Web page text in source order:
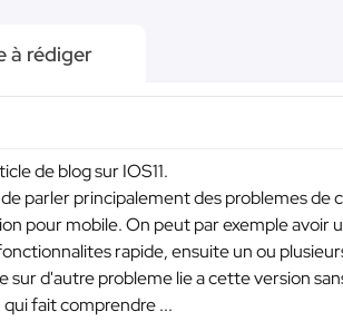
à rédiger
de blog sur IOS11.
parler principalement des problemes
pour mobile. On peut par exemple
rapide, ensuite un ou
sur d'autre probleme lie a cette version
fait comprendre ...